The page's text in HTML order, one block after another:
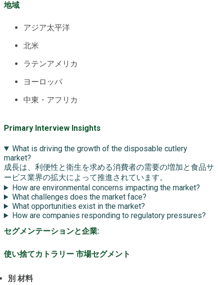
地域
アジア太平洋
北米
ラテンアメリカ
ヨーロッパ
中東・アフリカ
Primary Interview Insights
What is driving the growth of the disposable cutlery
market?
成長は、利便性と衛生を求める消費者の需要の増加と食品サ
ービス業界の拡大によって推進されています。
How are environmental concerns impacting the market?
What challenges does the market face?
What opportunities exist in the market?
How are companies responding to regulatory pressures?
セグメンテーションと企業:
使い捨てカトラリー 市場セグメント
別 材料